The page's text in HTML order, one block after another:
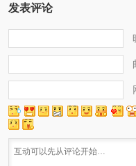
发表评论